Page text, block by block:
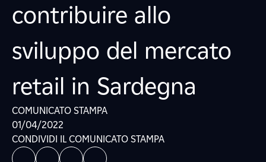
contribuire allo
sviluppo del mercato
retail in Sardegna
COMUNICATO STAMPA
01/04/2022
CONDIVIDI IL COMUNICATO STAMPA